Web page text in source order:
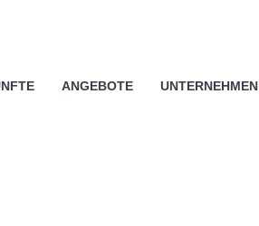
ANGEBOTE UNTERNEHMEN
sind, sowie Cookies, die